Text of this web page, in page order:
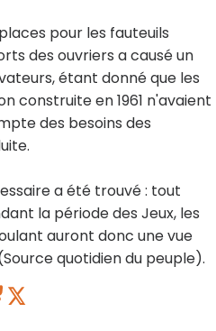
pour les fauteuils
des ouvriers a causé un
étant donné que les
construite en 1961 n'avaient
des besoins des
a été trouvé : tout
la période des Jeux, les
auront donc une vue
quotidien du peuple).